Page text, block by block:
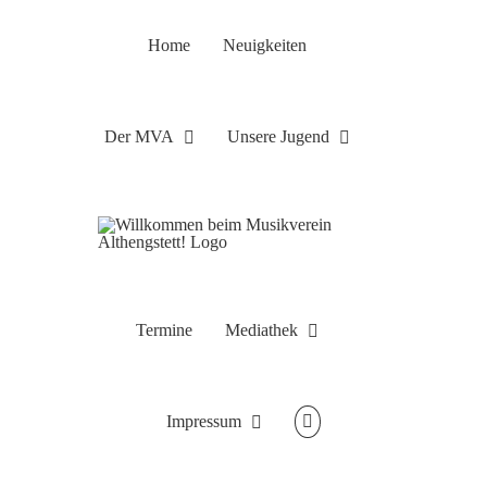
Home Neuigkeiten
Der MVA Unsere Jugend
Termine Mediathek
Impressum